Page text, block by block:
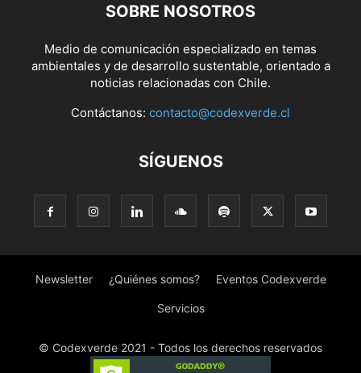
SOBRE NOSOTROS
Medio de comunicación especializado en temas
ambientales y de desarrollo sustentable, orientado a
noticias relacionadas con Chile.
Contáctanos: contacto@codexverde.cl
SÍGUENOS
Newsletter ¿Quiénes somos? Eventos Codexverde
Servicios
© Codexverde 2021 - Todos los derechos reservados